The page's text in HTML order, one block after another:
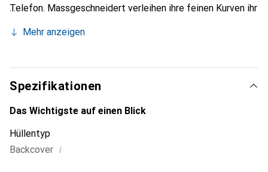
Telefon. Massgeschneidert verleihen ihre feinen Kurven ihr
unverzichtbaren Accessoire für Ihr Smartphone.
die Marke Noreve eine sichere Wahl für eine
anspruchsvolle Kundschaft.
Mehr anzeigen
Spezifikationen
Das Wichtigste auf einen Blick
Hüllentyp
Backcover i